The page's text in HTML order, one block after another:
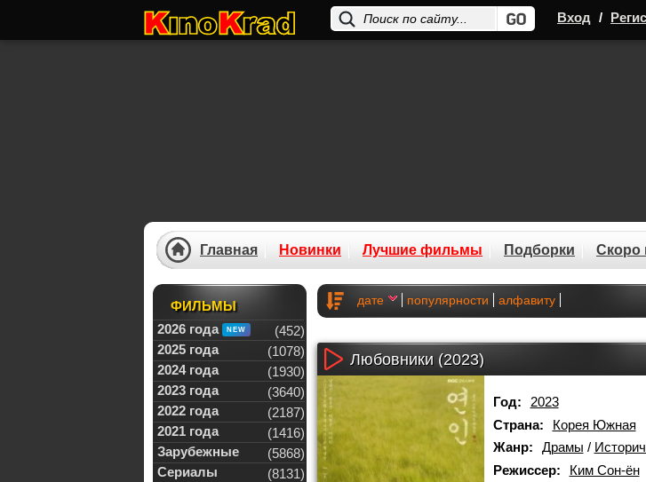
Вход /
дате популярности алфавиту
Любовники (2023)
Год:
2023
Страна:
Корея Южная
Жанр:
Драмы /
Режиссер:
Ким Сон-ён
ФИЛЬМЫ
2026 года
(452)
2025 года
(1078)
2024 года
(1930)
2023 года
(3640)
2022 года
(2187)
2021 года
(1416)
Зарубежные
(5868)
Сериалы
(8131)
Главная Новинки Лучшие фильмы Подборки Скоро